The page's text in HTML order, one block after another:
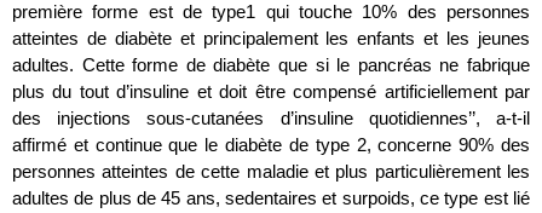
première forme est de type1 qui touche 10% des personnes
atteintes de diabète et principalement les enfants et les jeunes
adultes. Cette forme de diabète que si le pancréas ne fabrique
plus du tout d’insuline et doit être compensé artificiellement par
des injections sous-cutanées d’insuline quotidiennes’’, a-t-il
affirmé et continue que le diabète de type 2, concerne 90% des
personnes atteintes de cette maladie et plus particulièrement les
adultes de plus de 45 ans, sedentaires et surpoids, ce type est lié